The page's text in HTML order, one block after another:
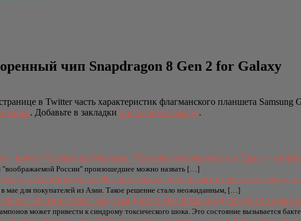
чип Snapdragon 8 Gen 2 for Galaxy
в Twitter часть характеристик флагманского планшета Samsung
. Добавьте в закладки постоянную ссылку.
Александр Морозов: “Кремль потерял много, а Прага –
"воображаемой России" произошедшее можно назвать […]
Конкурент России неожиданно повысил цены на нефть для
мае для покупателей из Азии. Такое решение стало неожиданным, […]
Доктор Мясников предупредил об
может привести к синдрому токсического шока. Это состояние вызывается